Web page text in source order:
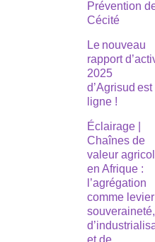
Prévention
Cécité
Le nouveau
rapport
2025
d’Agrisud
ligne !
Éclairage |
Chaînes de
valeur
en Afrique :
l’agrégation
comme
souveraineté,
et de